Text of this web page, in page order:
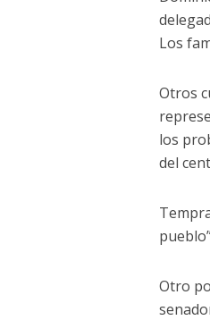
Los
Otros
los
del
Otro